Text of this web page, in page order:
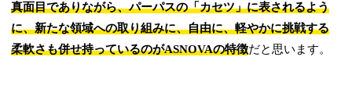
真面目でありながら、パーパスの「カセツ」に表されるよう
に、新たな領域への取り組みに、自由に、軽やかに挑戦する
柔軟さも併せ持っているのがASNOVAの特徴だと思います。